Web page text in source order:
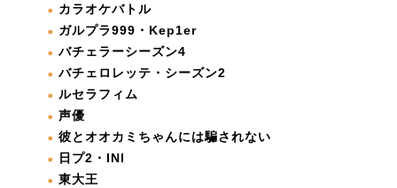
カラオケバトル
ガルプラ999・Kep1er
バチェラーシーズン4
バチェロレッテ・シーズン2
ルセラフィム
声優
彼とオオカミちゃんには騙されない
日プ2・INI
東大王